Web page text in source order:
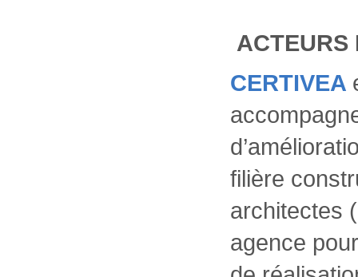
ACTEURS
CERTIVEA
filière
architectes
agence